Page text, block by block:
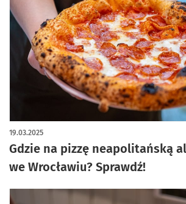
Gdzie na pizzę neapolitańską
we Wrocławiu? Sprawdź!
19.03.2025